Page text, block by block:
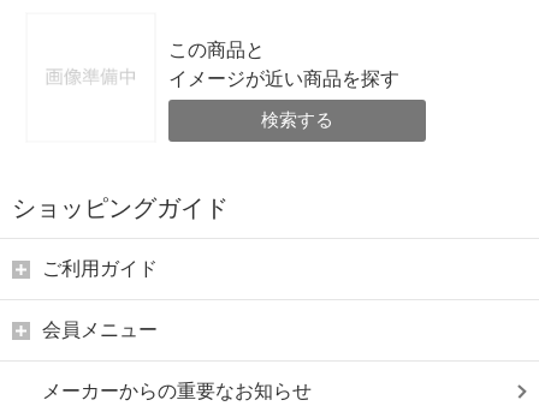
この商品と
イメージが近い商品を探す
検索する
ショッピングガイド
ご利用ガイド
会員メニュー
メーカーからの重要なお知らせ